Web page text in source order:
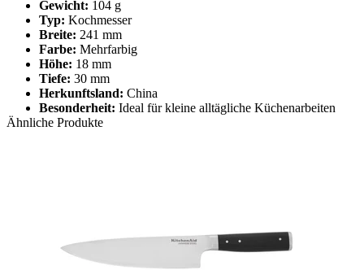
Gewicht: 104 g
Typ: Kochmesser
Breite: 241 mm
Farbe: Mehrfarbig
Höhe: 18 mm
Tiefe: 30 mm
Herkunftsland: China
Besonderheit: Ideal für kleine alltägliche Küchenarbeiten
Ähnliche Produkte